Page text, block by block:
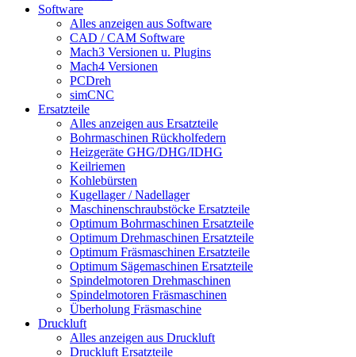
Software
Alles anzeigen aus Software
CAD / CAM Software
Mach3 Versionen u. Plugins
Mach4 Versionen
PCDreh
simCNC
Ersatzteile
Alles anzeigen aus Ersatzteile
Bohrmaschinen Rückholfedern
Heizgeräte GHG/DHG/IDHG
Keilriemen
Kohlebürsten
Kugellager / Nadellager
Maschinenschraubstöcke Ersatzteile
Optimum Bohrmaschinen Ersatzteile
Optimum Drehmaschinen Ersatzteile
Optimum Fräsmaschinen Ersatzteile
Optimum Sägemaschinen Ersatzteile
Spindelmotoren Drehmaschinen
Spindelmotoren Fräsmaschinen
Überholung Fräsmaschine
Druckluft
Alles anzeigen aus Druckluft
Druckluft Ersatzteile